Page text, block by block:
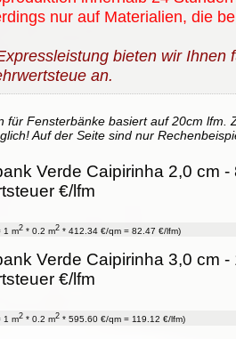
nur auf Materialien, die
bieten wir Ihnen
an.
für Fensterbänke basiert auf 20cm lfm.
Auf der Seite sind nur
Verde Caipirinha 2,0 cm -
€/lfm
1 m2 * 0.2 m2 * 412.34 €/qm = 82.47 €/lfm)
Verde Caipirinha 3,0 cm -
€/lfm
1 m2 * 0.2 m2 * 595.60 €/qm = 119.12 €/lfm)